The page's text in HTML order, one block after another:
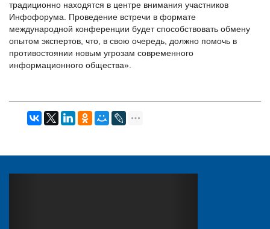
традиционно находятся в центре внимания участников
Инфофорума. Проведение встречи в формате
международной конференции будет способствовать обмену
опытом экспертов, что, в свою очередь, должно помочь в
противостоянии новым угрозам современного
информационного общества».